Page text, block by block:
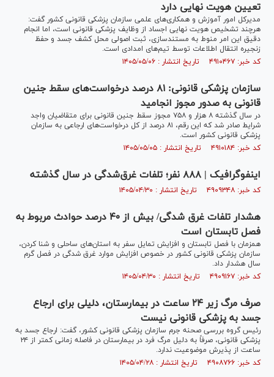
تعیین هویت نهایی دارد
مدیرکل امور آموزش و همکاری‌های علمی سازمان پزشکی قانونی کشور گفت:
هرچند تشخیص هویت نهایی اجساد از وظایف پزشکی قانونی است، اما انجام
دقیق این امر منوط به مستندسازی، ثبت اصولی محل کشف جسد و حفظ
زنجیره انتقال اطلاعات توسط تیم‌های امدادی است.
کد خبر: ۴۹۱۰۴۶۷ تاریخ انتشار : ۱۴۰۵/۰۵/۰۶
سازمان پزشکی قانونی: ۸۱ درصد درخواست‌های سقط جنین
قانونی به صدور مجوز انجامید
در سال گذشته ۸ هزار و ۷۵۸ مجوز سقط جنین قانونی برای متقاضیان واجد
شرایط صادر شد که این رقم، ۸۱ درصد از کل درخواست‌های ارجاعی به سازمان
پزشکی قانونی کشور است.
کد خبر: ۴۹۱۰۱۸۴ تاریخ انتشار : ۱۴۰۵/۰۵/۰۵
اینفوگرافیک | ۸۸۸ نفر؛ تلفات غرق‌شدگی در سال گذشته
کد خبر: ۴۹۰۹۳۴۸ تاریخ انتشار : ۱۴۰۵/۰۴/۳۰
هشدار تلفات غرق شدگی/ بیش از ۴۰ درصد حوادث مربوط به
فصل تابستان است
همزمان با فصل تابستان و افزایش تمایل سفر به استان‌های ساحلی و شنا کردن،
سازمان پزشکی قانونی کشور در خصوص افزایش موارد غرق شدگی در فصل گرم
سال هشدار داد.
کد خبر: ۴۹۰۹۱۶۷ تاریخ انتشار : ۱۴۰۵/۰۴/۳۰
صرف مرگ زیر ۲۴ ساعت در بیمارستان، دلیلی برای ارجاع
جسد به پزشکی قانونی نیست
رئیس گروه بررسی صحنه جرم سازمان پزشکی قانونی کشور، گفت: ارجاع جسد به
پزشکی قانونی، صرفاً به دلیل مرگ فرد در بیمارستان در فاصله زمانی کمتر از ۲۴
ساعت از پذیرش موضوعیت ندارد.
کد خبر: ۴۹۰۸۷۶۶ تاریخ انتشار : ۱۴۰۵/۰۴/۲۸